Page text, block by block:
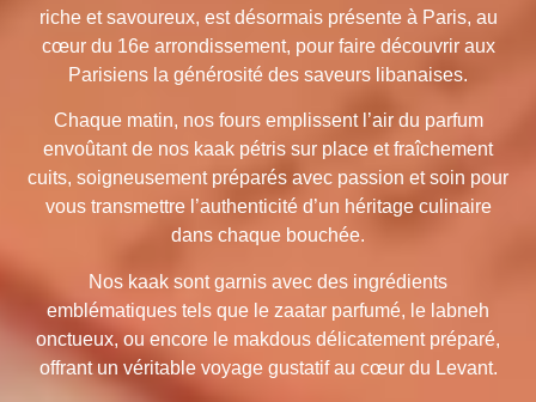
riche et savoureux, est désormais présente à Paris, au
cœur du 16e arrondissement, pour faire découvrir aux
Parisiens la générosité des saveurs libanaises.
Chaque matin, nos fours emplissent l’air du parfum
envoûtant de nos kaak pétris sur place et fraîchement
cuits, soigneusement préparés avec passion et soin pour
vous transmettre l’authenticité d’un héritage culinaire
dans chaque bouchée.
Nos kaak sont garnis avec des ingrédients
emblématiques tels que le zaatar parfumé, le labneh
onctueux, ou encore le makdous délicatement préparé,
offrant un véritable voyage gustatif au cœur du Levant.